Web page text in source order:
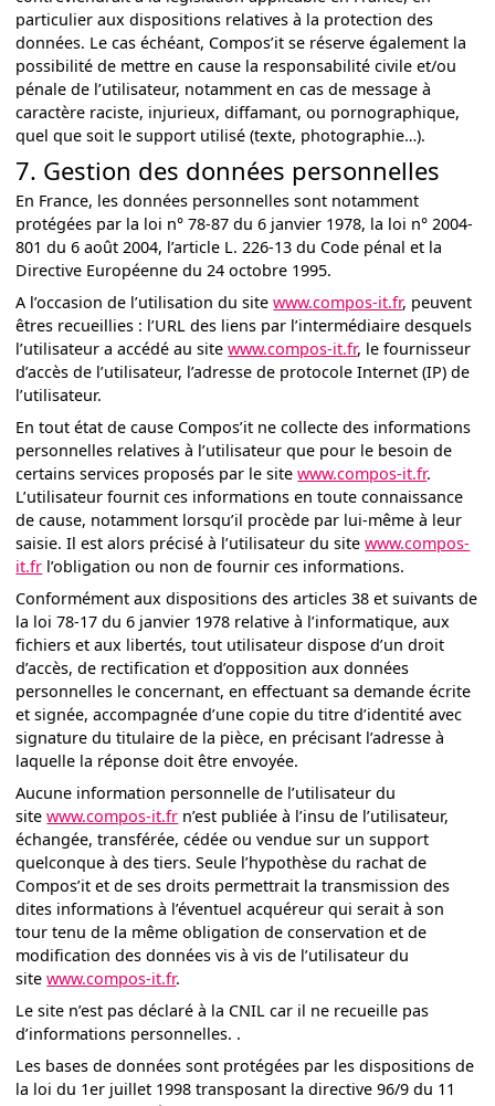
particulier aux dispositions relatives à la protection des
données. Le cas échéant, Compos’it se réserve également la
possibilité de mettre en cause la responsabilité civile et/ou
pénale de l’utilisateur, notamment en cas de message à
caractère raciste, injurieux, diffamant, ou pornographique,
quel que soit le support utilisé (texte, photographie…).
7. Gestion des données personnelles
En France, les données personnelles sont notamment
protégées par la loi n° 78-87 du 6 janvier 1978, la loi n° 2004-
801 du 6 août 2004, l’article L. 226-13 du Code pénal et la
Directive Européenne du 24 octobre 1995.
A l’occasion de l’utilisation du sitewww.compos-it.fr, peuvent
êtres recueillies : l’URL des liens par l’intermédiaire desquels
l’utilisateur a accédé au sitewww.compos-it.fr, le fournisseur
d’accès de l’utilisateur, l’adresse de protocole Internet (IP) de
l’utilisateur.
En tout état de cause Compos’it ne collecte des informations
personnelles relatives à l’utilisateur que pour le besoin de
certains services proposés par le sitewww.compos-it.fr.
L’utilisateur fournit ces informations en toute connaissance
de cause, notamment lorsqu’il procède par lui-même à leur
saisie. Il est alors précisé à l’utilisateur du sitewww.compos-
it.fr l’obligation ou non de fournir ces informations.
Conformément aux dispositions des articles 38 et suivants de
la loi 78-17 du 6 janvier 1978 relative à l’informatique, aux
fichiers et aux libertés, tout utilisateur dispose d’un droit
d’accès, de rectification et d’opposition aux données
personnelles le concernant, en effectuant sa demande écrite
et signée, accompagnée d’une copie du titre d’identité avec
signature du titulaire de la pièce, en précisant l’adresse à
laquelle la réponse doit être envoyée.
Aucune information personnelle de l’utilisateur du
sitewww.compos-it.fr n’est publiée à l’insu de l’utilisateur,
échangée, transférée, cédée ou vendue sur un support
quelconque à des tiers. Seule l’hypothèse du rachat de
Compos’it et de ses droits permettrait la transmission des
dites informations à l’éventuel acquéreur qui serait à son
tour tenu de la même obligation de conservation et de
modification des données vis à vis de l’utilisateur du
sitewww.compos-it.fr.
Le site n’est pas déclaré à la CNIL car il ne recueille pas
d’informations personnelles. .
Les bases de données sont protégées par les dispositions de
la loi du 1er juillet 1998 transposant la directive 96/9 du 11